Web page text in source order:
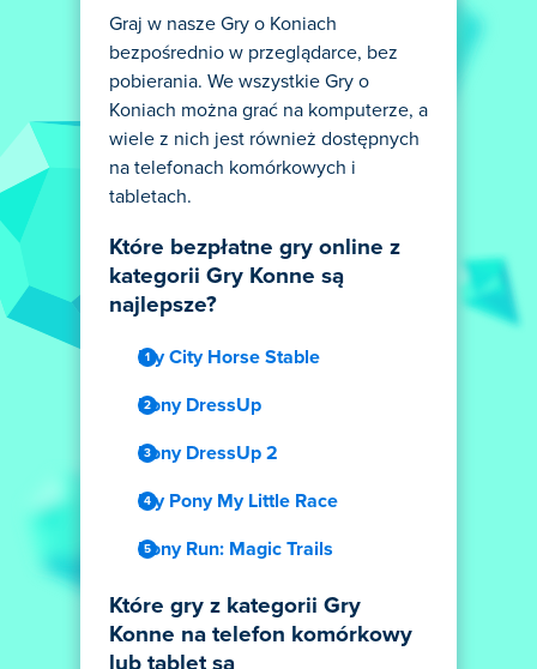
Graj w nasze Gry o Koniach
bezpośrednio w przeglądarce, bez
pobierania. We wszystkie Gry o
Koniach można grać na komputerze, a
wiele z nich jest również dostępnych
na telefonach komórkowych i
tabletach.
Które bezpłatne gry online z
kategorii Gry Konne są
najlepsze?
My City Horse Stable
Pony DressUp
Pony DressUp 2
My Pony My Little Race
Pony Run: Magic Trails
Które gry z kategorii Gry
Konne na telefon komórkowy
lub tablet są